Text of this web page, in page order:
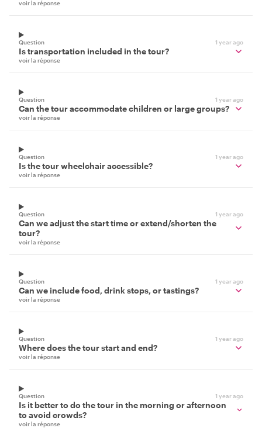
voir la réponse
Question 1 year ago
Is transportation included in the tour?
voir la réponse
Question 1 year ago
Can the tour accommodate children or large groups?
voir la réponse
Question 1 year ago
Is the tour wheelchair accessible?
voir la réponse
Question 1 year ago
Can we adjust the start time or extend/shorten the
tour?
voir la réponse
Question 1 year ago
Can we include food, drink stops, or tastings?
voir la réponse
Question 1 year ago
Where does the tour start and end?
voir la réponse
Question 1 year ago
Is it better to do the tour in the morning or afternoon
to avoid crowds?
voir la réponse